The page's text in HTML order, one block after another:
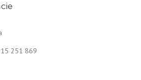
251 869